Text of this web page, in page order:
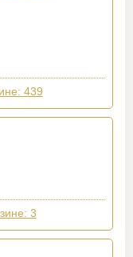
439
3